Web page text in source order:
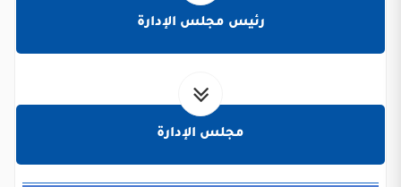
رئيس مجلس الإدارة
مجلس الإدارة